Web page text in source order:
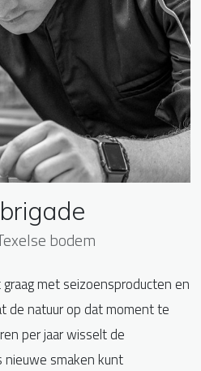
bodem
met seizoensproducten en
de natuur op dat moment te
per jaar wisselt de
smaken kunt